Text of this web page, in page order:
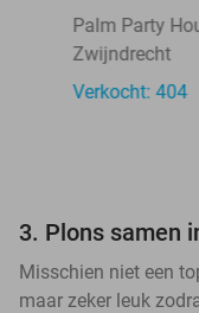
Palm Party
Zwijndrecht
Verkocht: 404
3. Plons samen
Misschien niet een
maar zeker leuk